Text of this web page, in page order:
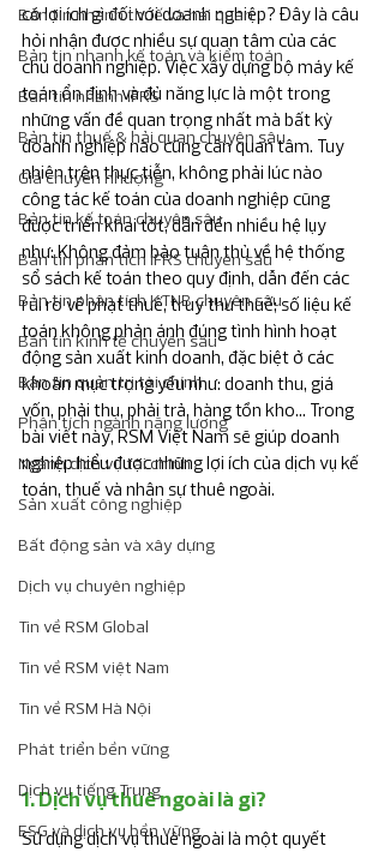
Bản tin nhanh thuế và hải quan
Bản tin nhanh kế toán và kiểm toán
Bản tin nhanh IFRS
Bản tin thuế & hải quan chuyên sâu
Giá chuyển nhượng
Bản tin kế toán chuyên sâu
Bản tin phân tích IFRS chuyên sâu
Bản tin phân tích KTNB chuyên sâu
Bản tin kinh tế chuyên sâu
Bản tin quản trị tài chính
Phân tích ngành năng lương
Ngành dịch vụ tài chính
Sản xuất công nghiệp
Bất động sản và xây dựng
Dịch vụ chuyên nghiệp
Tin về RSM Global
Tin về RSM việt Nam
Tin về RSM Hà Nội
Phát triển bền vững
Dịch vụ tiếng Trung
ESG và dịch vụ bền vững
có lợi ích gì đối với doanh nghiệp? Đây là câu
hỏi nhận được nhiều sự quan tâm của các
chủ doanh nghiệp. Việc xây dựng bộ máy kế
toán ổn định và đủ năng lực là một trong
những vấn đề quan trọng nhất mà bất kỳ
doanh nghiệp nào cũng cần quan tâm. Tuy
nhiên trên thực tiễn, không phải lúc nào
công tác kế toán của doanh nghiệp cũng
được triển khai tốt, dẫn đến nhiều hệ lụy
như: Không đảm bảo tuân thủ về hệ thống
sổ sách kế toán theo quy định, dẫn đến các
rủi ro về phạt thuế, truy thu thuế; số liệu kế
toán không phản ánh đúng tình hình hoạt
động sản xuất kinh doanh, đặc biệt ở các
khoản mục trọng yếu như: doanh thu, giá
vốn, phải thu, phải trả, hàng tồn kho... Trong
bài viết này, RSM Việt Nam sẽ giúp doanh
nghiệp hiểu được những lợi ích của dịch vụ kế
toán, thuế và nhân sự thuê ngoài.
1. Dịch vụ thuê ngoài là gì?
Sử dụng dịch vụ thuê ngoài là một quyết